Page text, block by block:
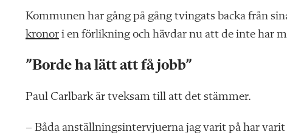
Kommunen har gång på gång tvingats backa från
kronor i en förlikning och hävdar nu att de inte har
”Borde ha lätt att få jobb”
Paul Carlbark är tveksam till att det stämmer.
– Båda anställningsintervjuerna jag varit på har